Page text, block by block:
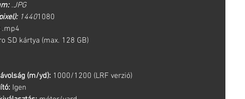
.JPG
14401080
.mp4
SD kártya (max. 128 GB)
(m/yd): 1000/1200 (LRF verzió)
Igen